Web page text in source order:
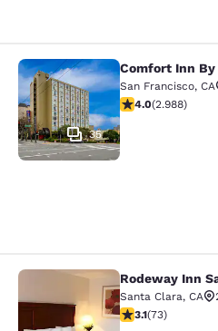
Comfort Inn By
35
Comfort Inn
San Francisco, CA
classificação 4.01
4.0(2.988)
Rodeway Inn
Rodeway Inn
Santa Clara, CA
classificação 3.12
3.1(73)